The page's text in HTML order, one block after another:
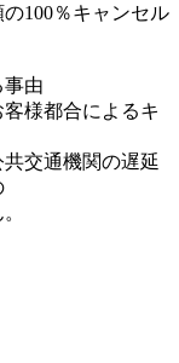
100％キャンセル
事由
客様都合によるキ
交通機関の遅延